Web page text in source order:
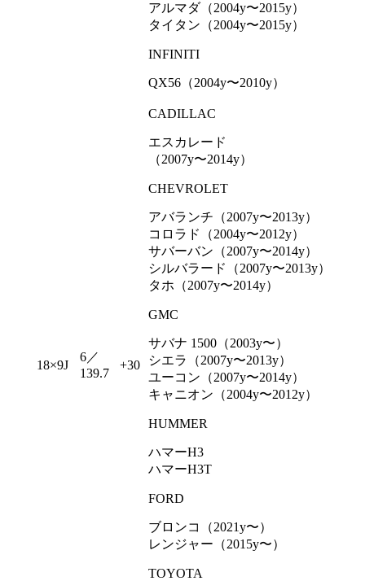
アルマダ（2004y〜2015y）
タイタン（2004y〜2015y）
INFINITI
QX56（2004y〜2010y）
18×9J
6／
139.7
+30
CADILLAC
エスカレード
（2007y〜2014y）
CHEVROLET
アバランチ（2007y〜2013y）
コロラド（2004y〜2012y）
サバーバン（2007y〜2014y）
シルバラード（2007y〜2013y）
タホ（2007y〜2014y）
GMC
サバナ 1500（2003y〜）
シエラ（2007y〜2013y）
ユーコン（2007y〜2014y）
キャニオン（2004y〜2012y）
HUMMER
ハマーH3
ハマーH3T
FORD
ブロンコ（2021y〜）
レンジャー（2015y〜）
TOYOTA